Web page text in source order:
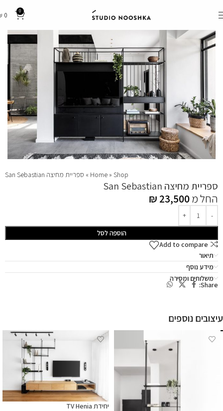
0
0
Home » Shop
» ספריית מחיצה San Sebastian
ספריית מחיצה San Sebastian
החל מ ₪ 23,500
הוספה לסל
Add to compare
תיאור
מידע נוסף
משלוחים ומסירה
Share:
עיצובים נוספים
יחידת TV Henia